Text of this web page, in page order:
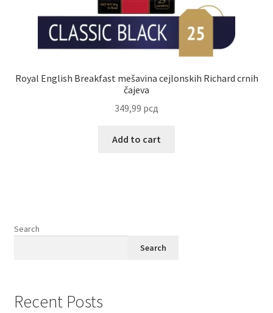
Royal English Breakfast mešavina cejlonskih Richard crnih
čajeva
349,99 рсд
Add to cart
Search
Search
Recent Posts